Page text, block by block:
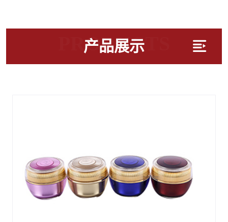
产品展示
PRODUCTS